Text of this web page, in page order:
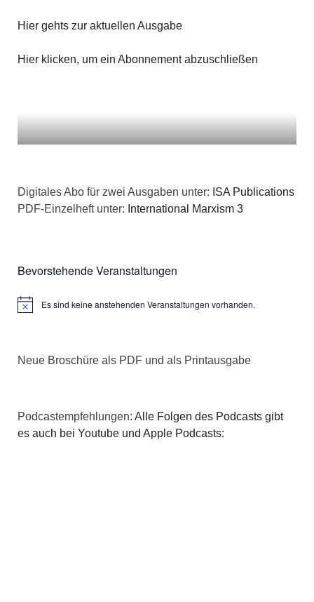
Hier gehts zur aktuellen Ausgabe
Hier klicken, um ein Abonnement abzuschließen
Digitales Abo für zwei Ausgaben unter: ISA Publications
PDF-Einzelheft unter: International Marxism 3
Bevorstehende Veranstaltungen
HinweisEs sind keine anstehenden Veranstaltungen vorhanden.
Neue Broschüre als PDF und als Printausgabe
Podcastempfehlungen: Alle Folgen des Podcasts gibt
es auch bei Youtube und Apple Podcasts: